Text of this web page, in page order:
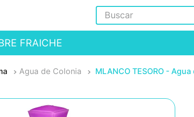
Buscar
FRAICHE
Agua de Colonia MLANCO TESORO -